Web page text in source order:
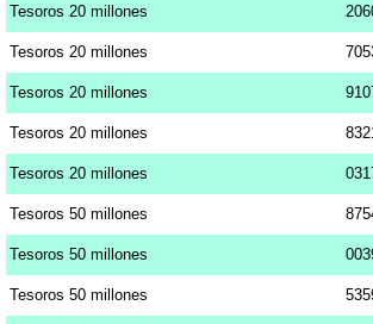
Tesoros 20 millones
Tesoros 20 millones
Tesoros 20 millones
Tesoros 20 millones
Tesoros 20 millones
Tesoros 50 millones
Tesoros 50 millones
Tesoros 50 millones